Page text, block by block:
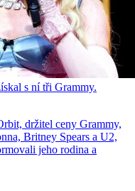
s ní tři Grammy.
držitel ceny Grammy,
Britney Spears a U2,
jeho rodina a